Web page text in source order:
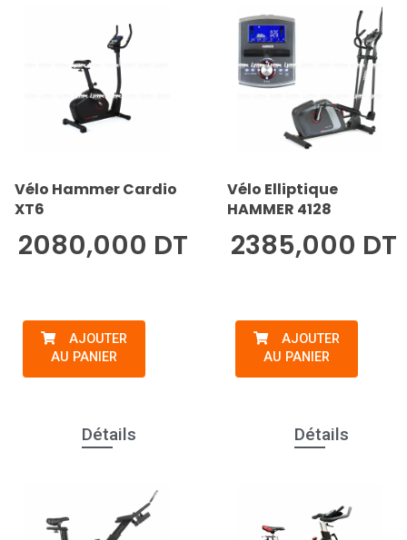
Vélo Hammer Cardio
XT6
2080,000 DT
AJOUTER
AU PANIER
Détails
Vélo Elliptique
HAMMER 4128
2385,000 DT
AJOUTER
AU PANIER
Détails